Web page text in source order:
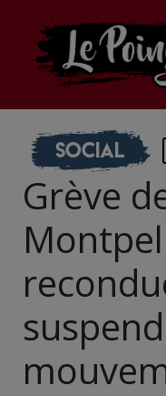
Social
Grève